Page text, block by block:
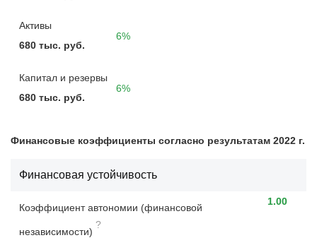
Активы
680 тыс. руб.
6%
Капитал и резервы
680 тыс. руб.
6%
Финансовые коэффициенты согласно результатам 2022 г.
Финансовая устойчивость
Коэффициент автономии (финансовой
независимости)
?
1.00